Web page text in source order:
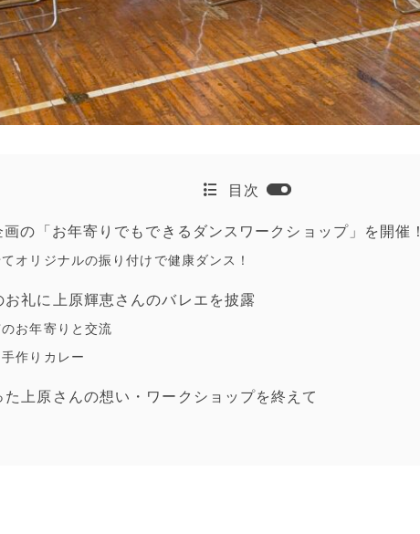
目次
の「お年寄りでもできるダンスワークショップ」を開催！
オリジナルの振り付けで健康ダンス！
礼に上原輝恵さんのバレエを披露
お年寄りと交流
作りカレー
上原さんの想い・ワークショップを終えて